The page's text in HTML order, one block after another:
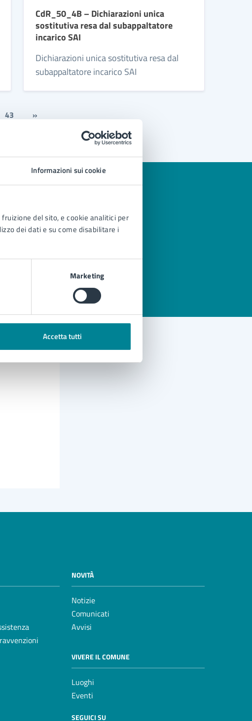
Informazioni sui cookie
del sito, e cookie analitici per
dei dati e su come disabilitare i
Marketing
Accetta tutti
CdR_50_4B – Dichiarazioni unica
sostitutiva resa dal subappaltatore
incarico SAI
Dichiarazioni unica sostitutiva resa dal
subappaltatore incarico SAI
43 »
NOVITÀ
Notizie
Comunicati
Avvisi
VIVERE IL COMUNE
Luoghi
Eventi
SEGUICI SU